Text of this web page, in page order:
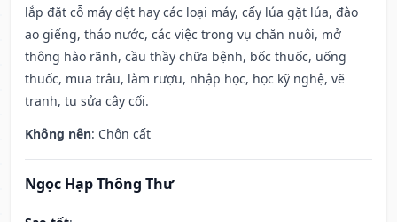
lắp đặt cỗ máy dệt hay các loại máy, cấy lúa gặt lúa, đào
ao giếng, tháo nước, các việc trong vụ chăn nuôi, mở
thông hào rãnh, cầu thầy chữa bệnh, bốc thuốc, uống
thuốc, mua trâu, làm rượu, nhập học, học kỹ nghệ, vẽ
tranh, tu sửa cây cối.
Không nên: Chôn cất
Ngọc Hạp Thông Thư